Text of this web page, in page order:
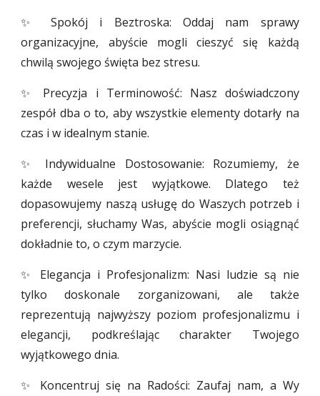
✨ Spokój i Beztroska: Oddaj nam sprawy
organizacyjne, abyście mogli cieszyć się każdą
chwilą swojego święta bez stresu.
✨ Precyzja i Terminowość: Nasz doświadczony
zespół dba o to, aby wszystkie elementy dotarły na
czas i w idealnym stanie.
✨ Indywidualne Dostosowanie: Rozumiemy, że
każde wesele jest wyjątkowe. Dlatego też
dopasowujemy naszą usługę do Waszych potrzeb i
preferencji, słuchamy Was, abyście mogli osiągnąć
dokładnie to, o czym marzycie.
✨ Elegancja i Profesjonalizm: Nasi ludzie są nie
tylko doskonale zorganizowani, ale także
reprezentują najwyższy poziom profesjonalizmu i
elegancji, podkreślając charakter Twojego
wyjątkowego dnia.
✨ Koncentruj się na Radości: Zaufaj nam, a Wy